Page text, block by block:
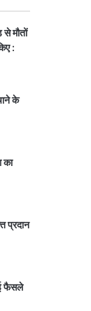
मौतों
:
के
का
प्रदान
फैसले